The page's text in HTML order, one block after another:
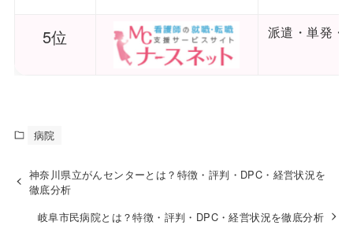
5位 派遣・単発・
病院
神奈川県立がんセンターとは？特徴・評判・DPC・経営状況を
徹底分析
岐阜市民病院とは？特徴・評判・DPC・経営状況を徹底分析